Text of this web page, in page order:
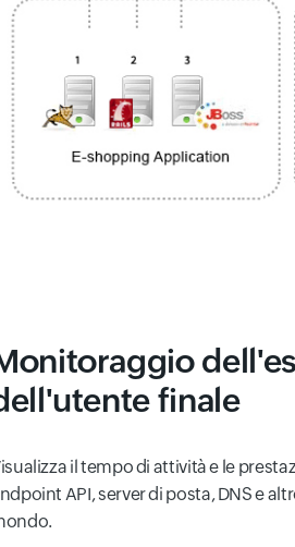
finale
il tempo di attività e le
API, server di posta, DNS e